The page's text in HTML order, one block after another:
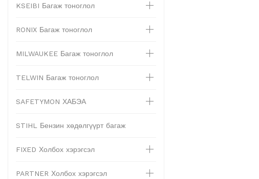
KSEIBI Багаж тоноглол
RONIX Багаж тоноглол
MILWAUKEE Багаж тоноглол
TELWIN Багаж тоноглол
SAFETYMON ХАБЭА
STIHL Бензин хөдөлгүүрт багаж
FIXED Холбох хэрэгсэл
PARTNER Холбох хэрэгсэл